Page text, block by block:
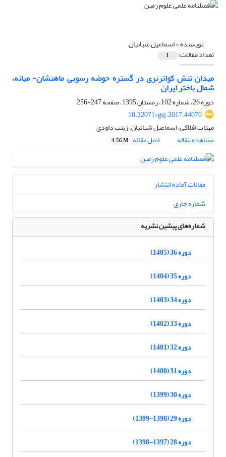
نویسنده =اسماعیل شبانیان
تعداد مقالات: 1
میدان تنش کواترنری در گستره حوضه رسوبی ماهنشان- میانه،
شمال‌ باختر ایران
دوره 26، شماره 102، زمستان 1395، صفحه
247-256
10.22071/gsj.2017.44070
مهتاب افلاکی، اسماعیل شبانیان، زینب داودی
مشاهده مقاله
اصل مقاله 4.56 M
مقالات آماده انتشار
شماره جاری
شماره‌های پیشین نشریه
دوره 36 (1405)
دوره 35 (1404)
دوره 34 (1403)
دوره 33 (1402)
دوره 32 (1401)
دوره 31 (1400)
دوره 30 (1399)
دوره 29 (1398-1399)
دوره 28 (1397-1398)